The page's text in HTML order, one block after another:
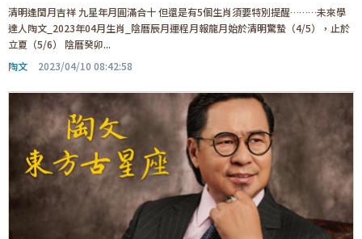
清明逢閏月吉祥 九星年月圓滿合十 但還是有5個生肖須要特別提醒………未來學
達人陶文_2023年04月生肖_陰曆辰月運程月報龍月始於清明驚蟄（4/5），止於
立夏（5/6） 陰曆癸卯...
陶文
2023/04/10 08:42:58